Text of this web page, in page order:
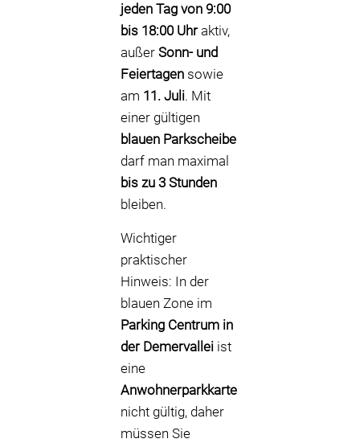
jeden Tag von 9:00
bis 18:00 Uhraktiv,
außer Sonn- und
Feiertagen sowie
am 11. Juli. Mit
einer gültigen
blauen Parkscheibe
darf man maximal
bis zu 3 Stunden
bleiben.
Wichtiger
praktischer
Hinweis: In der
blauen Zone im
Parking Centrum in
der Demervallei ist
eine
Anwohnerparkkarte
nicht gültig, daher
müssen Sie